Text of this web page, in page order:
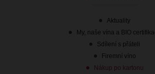
Aktuality
My, naše vína a BIO
Sdílení s přáteli
Firemní víno
Nákup po kartonu